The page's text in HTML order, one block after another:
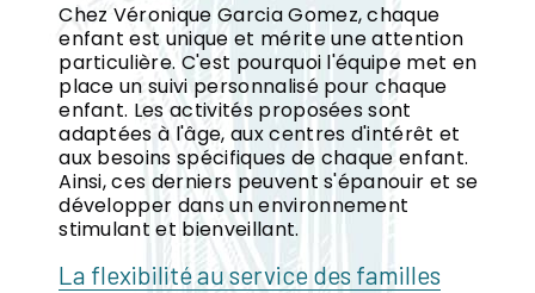
Chez Véronique Garcia Gomez, chaque
enfant est unique et mérite une attention
particulière. C'est pourquoi l'équipe met en
place un suivi personnalisé pour chaque
enfant. Les activités proposées sont
adaptées à l'âge, aux centres d'intérêt et
aux besoins spécifiques de chaque enfant.
Ainsi, ces derniers peuvent s'épanouir et se
développer dans un environnement
stimulant et bienveillant.
La flexibilité au service des familles